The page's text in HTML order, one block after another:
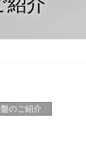
紹介
のご紹介